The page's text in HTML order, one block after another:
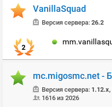
VanillaSquad
Версия сервера: 26.2
2
mc.migosmc.net
Версия сервера:
1616 из 2026